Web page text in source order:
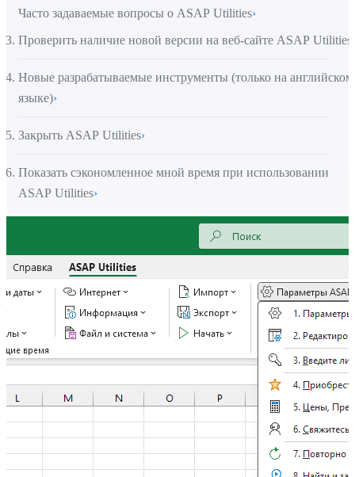
Часто задаваемые вопросы о ASAP Utilities›
Проверить наличие новой версии на веб-сайте ASAP Utilities
Новые разрабатываемые инструменты (только на английском
языке)›
Закрыть ASAP Utilities›
Показать сэкономленное мной время при использовании
ASAP Utilities›